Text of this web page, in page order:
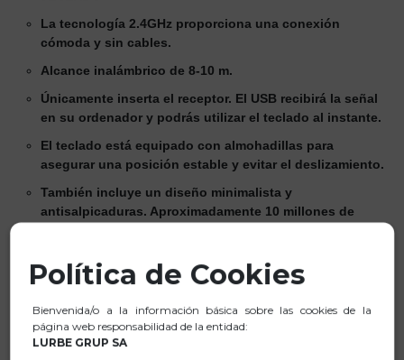
La tecnología 2.4GHz proporciona una conexión
cómoda y sin cables.
Alcance inalámbrico de 8-10 m.
Únicamente inserta el receptor. El USB recibirá la señal
en su ordenador y podrás utilizar el teclado al instante.
El teclado está equipado con almohadillas para
asegurar una posición estable y evitar el deslizamiento.
También incluye un diseño minimalista y
antisalpicaduras. Aproximadamente 10 millones de
numérico y Batería baja.
Disposición estándar.
RATÓN
Política de Cookies
Bienvenida/o a la información básica sobre las cookies de la
página web responsabilidad de la entidad:
LURBE GRUP SA